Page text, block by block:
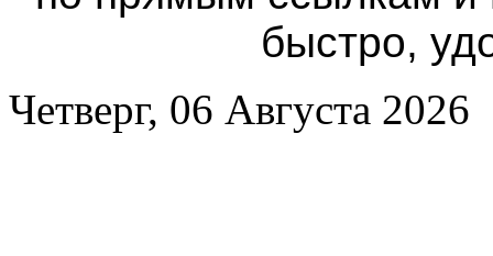
быстро,
Четверг, 06 Августа 2026